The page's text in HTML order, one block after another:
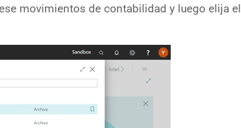
movimientos de contabilidad y luego elija el